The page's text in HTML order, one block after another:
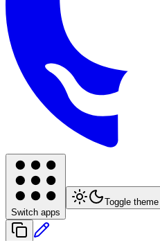
Switch apps
Toggle theme